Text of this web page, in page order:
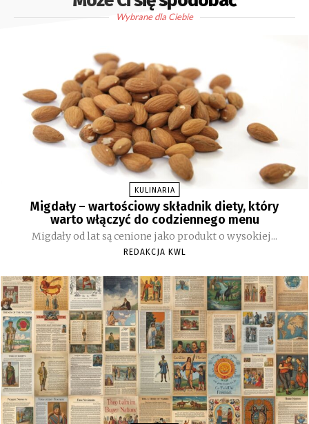
Wybrane dla Ciebie
KULINARIA
Migdały – wartościowy składnik diety, który
warto włączyć do codziennego menu
Migdały od lat są cenione jako produkt o wysokiej...
REDAKCJA KWL